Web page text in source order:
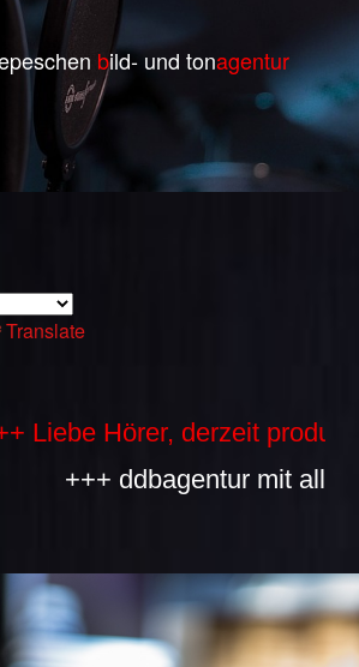
bild- und tonagentur
Translate
Hörer, derzeit
+++ ddbagentur mit allen